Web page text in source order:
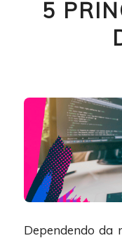
5
Dependendo da